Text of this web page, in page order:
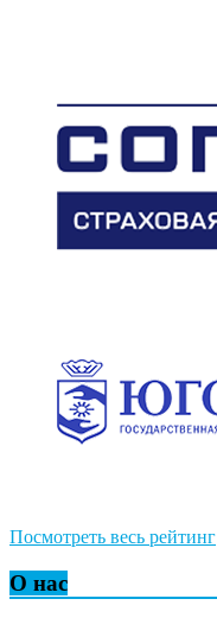
Посмотреть весь рейтинг
О нас